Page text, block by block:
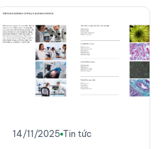
14/11/2025 Tin tức